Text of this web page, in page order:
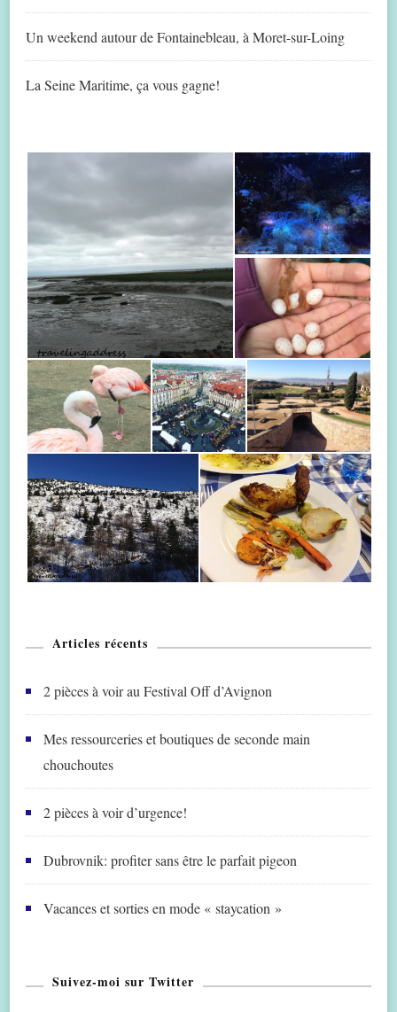
Un weekend autour de Fontainebleau, à Moret-sur-Loing
La Seine Maritime, ça vous gagne!
Articles récents
2 pièces à voir au Festival Off d’Avignon
Mes ressourceries et boutiques de seconde main
chouchoutes
2 pièces à voir d’urgence!
Dubrovnik: profiter sans être le parfait pigeon
Vacances et sorties en mode « staycation »
Suivez-moi sur Twitter